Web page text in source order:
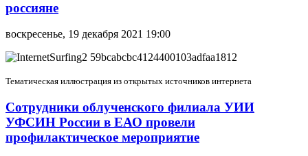
россияне
воскресенье, 19 декабря 2021 19:00
Тематическая иллюстрация из открытых источников интернета
Сотрудники облученского филиала УИИ
УФСИН России в ЕАО провели
профилактическое мероприятие